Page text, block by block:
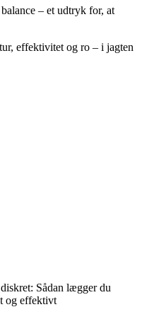
– et udtryk for, at
effektivitet og ro – i jagten
Sådan lægger du
og effektivt